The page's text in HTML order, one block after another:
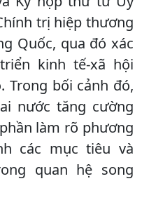
trị hiệp thương
Quốc, qua đó xác
kinh tế-xã hội
Trong bối cảnh đó,
nước tăng cường
làm rõ phương
các mục tiêu và
quan hệ song